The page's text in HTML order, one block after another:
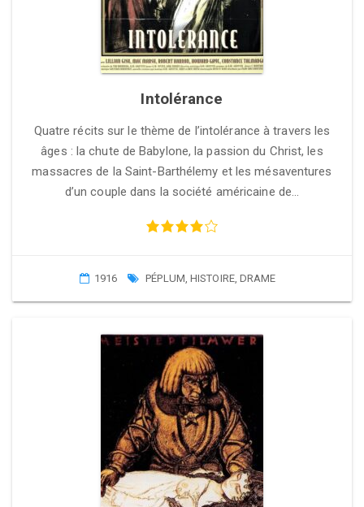
Intolérance
Quatre récits sur le thème de l’intolérance à travers les
âges : la chute de Babylone, la passion du Christ, les
massacres de la Saint-Barthélemy et les mésaventures
d’un couple dans la société américaine de…
1916 PÉPLUM,HISTOIRE,DRAME